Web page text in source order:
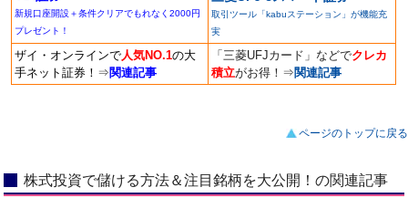
新規口座開設＋条件クリアでもれなく2000円
プレゼント！
取引ツール「kabuステーション」が機能充
実
ザイ・オンラインで人気NO.1の大
手ネット証券！ ⇒ 関連記事
「三菱UFJカード」などでクレカ
積立がお得！ ⇒ 関連記事
ページのトップに戻る
株式投資で儲ける方法＆注目銘柄を大公開！の関連記事